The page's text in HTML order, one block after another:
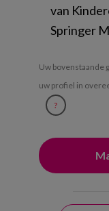
van
Springer
Uw bovenstaande
uw profiel in
?